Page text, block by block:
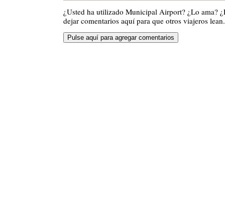
¿Usted ha utilizado Municipal Airport? ¿Lo ama?
dejar comentarios aquí para que otros viajeros lean.